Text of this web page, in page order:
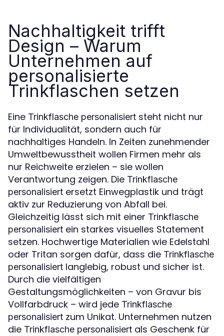
Nachhaltigkeit trifft
Design – Warum
Unternehmen auf
personalisierte
Trinkflaschen setzen
Eine Trinkflasche personalisiert steht nicht nur
für Individualität, sondern auch für
nachhaltiges Handeln. In Zeiten zunehmender
Umweltbewusstheit wollen Firmen mehr als
nur Reichweite erzielen – sie wollen
Verantwortung zeigen. Die Trinkflasche
personalisiert ersetzt Einwegplastik und trägt
aktiv zur Reduzierung von Abfall bei.
Gleichzeitig lässt sich mit einer Trinkflasche
personalisiert ein starkes visuelles Statement
setzen. Hochwertige Materialien wie Edelstahl
oder Tritan sorgen dafür, dass die Trinkflasche
personalisiert langlebig, robust und sicher ist.
Durch die vielfältigen
Gestaltungsmöglichkeiten – von Gravur bis
Vollfarbdruck – wird jede Trinkflasche
personalisiert zum Unikat. Unternehmen nutzen
die Trinkflasche personalisiert als Geschenk für